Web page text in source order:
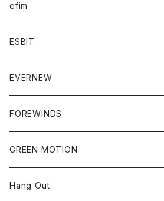
efim
ESBIT
EVERNEW
FOREWINDS
GREEN MOTION
Hang Out